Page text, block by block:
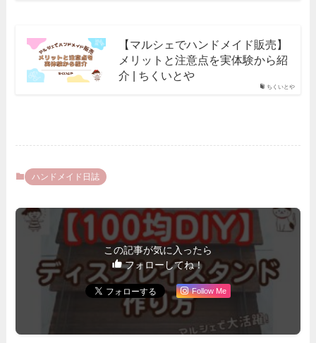
ちくいとや
【マルシェでハンドメイド販売】
メリットと注意点を実体験から紹
介 | ちくいとや
ハンドメイド日誌
この記事が気に入ったら
フォローしてね！
Follow Me